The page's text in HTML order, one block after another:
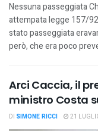
Nessuna passeggiata
attempata legge 157/
stato passeggiata
però, che era poco
Arci Caccia, il
ministro Costa
DI SIMONE RICCI 21